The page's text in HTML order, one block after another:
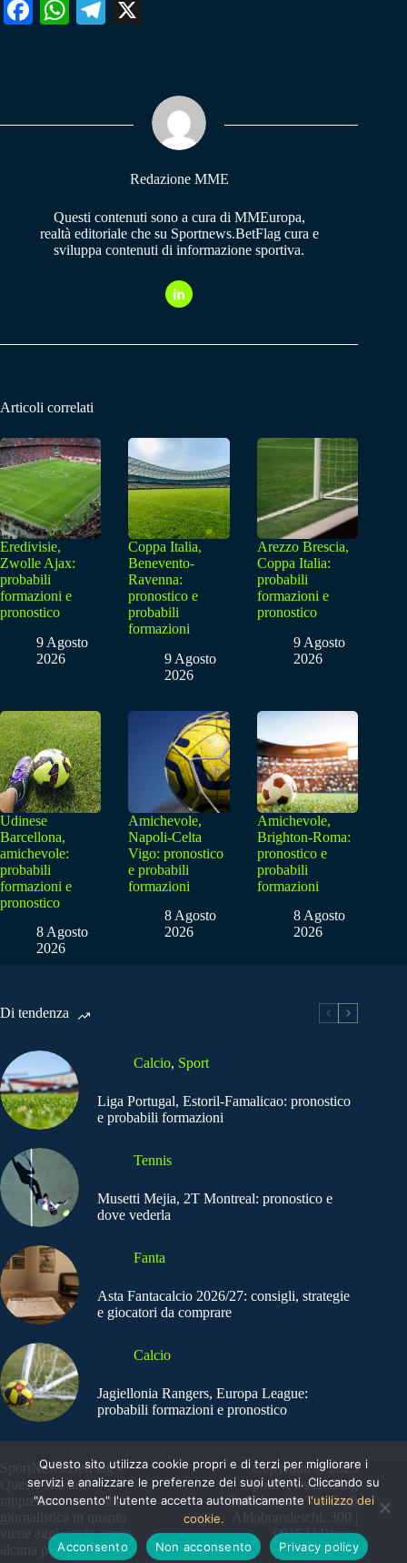
Fa W
pp
Te
m
Redazione MME
Questi contenuti sono a cura di MMEuropa,
realtà editoriale che su Sportnews.BetFlag cura e
sviluppa contenuti di informazione sportiva.
Articoli correlati
Eredivisie,
Zwolle Ajax:
probabili
formazioni e
pronostico
9 Agosto
2026
Coppa Italia,
Benevento-
Ravenna:
pronostico e
probabili
formazioni
9 Agosto
2026
Arezzo Brescia,
Coppa Italia:
probabili
formazioni e
pronostico
9 Agosto
2026
Udinese
Barcellona,
amichevole:
probabili
formazioni e
pronostico
8 Agosto
2026
Amichevole,
Napoli-Celta
Vigo: pronostico
e probabili
formazioni
8 Agosto
2026
Amichevole,
Brighton-Roma:
pronostico e
probabili
formazioni
8 Agosto
2026
Di tendenza
Calcio, Sport
Liga Portugal, Estoril-Famalicao: pronostico
e probabili formazioni
Tennis
Musetti Mejia, 2T Montreal: pronostico e
dove vederla
Fanta
Asta Fantacalcio 2026/27: consigli, strategie
e giocatori da comprare
Calcio
Jagiellonia Rangers, Europa League:
probabili formazioni e pronostico
SportNews.BetFlag -
Questo sito non
rappresenta una testata
giornalistica in quanto
viene aggiornato senza
alcuna periodicità
Copyright © 2025
SportNews BetFlag
Sede Legale: Via degli
Aldobrandeschi, 300 |
00163 | Roma
Questo sito utilizza cookie propri e di terzi per migliorare i
servizi e analizzare le preferenze dei suoi utenti. Cliccando su
"Acconsento" l'utente accetta automaticamente l'utilizzo dei
cookie.
Acconsento
Non acconsento Privacy policy